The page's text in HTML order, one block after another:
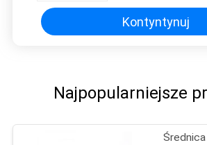
Kontyntynuj
Najpopularniejsze